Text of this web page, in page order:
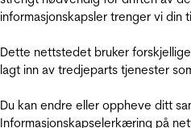
informasjonskapsler trenger vi din
Dette nettstedet bruker
lagt inn av tredjeparts tjenester
Du kan endre eller oppheve ditt
Informasjonskapselerkæring på